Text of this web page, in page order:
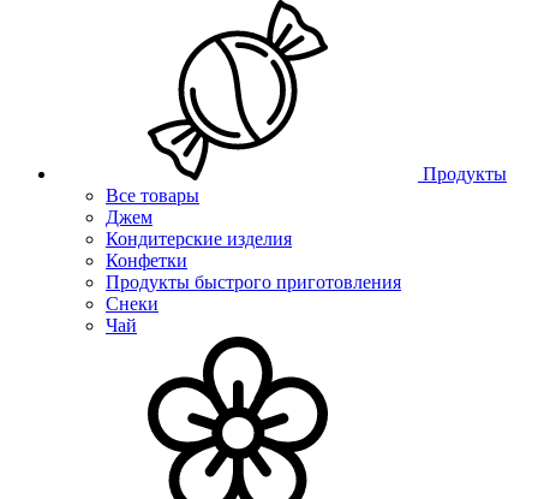
Продукты
Все товары
Джем
Кондитерские изделия
Конфетки
Продукты быстрого приготовления
Снеки
Чай